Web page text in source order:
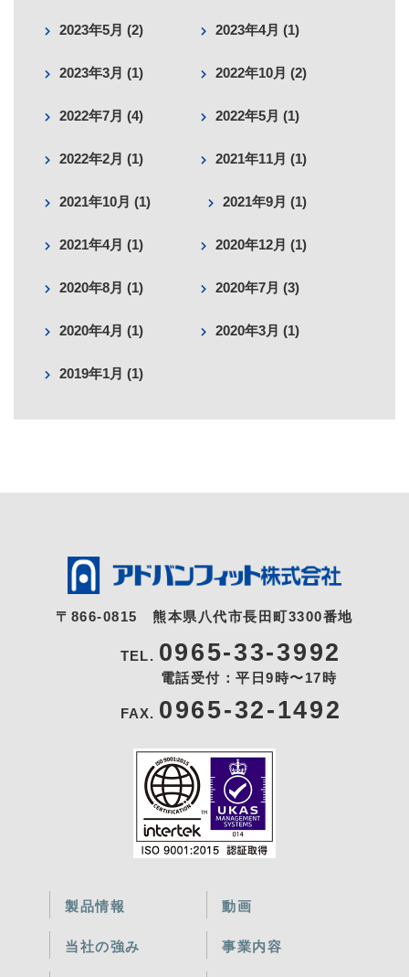
2023年5月 (2) 2023年4月 (1)
2023年3月 (1) 2022年10月 (2)
2022年7月 (4) 2022年5月 (1)
2022年2月 (1) 2021年11月 (1)
2021年10月 (1) 2021年9月 (1)
2021年4月 (1) 2020年12月 (1)
2020年8月 (1) 2020年7月 (3)
2020年4月 (1) 2020年3月 (1)
2019年1月 (1)
〒866-0815 熊本県八代市長田町3300番地
TEL. 0965-33-3992
電話受付：平日9時〜17時
FAX.0965-32-1492
製品情報
当社の強み
動画
事業内容